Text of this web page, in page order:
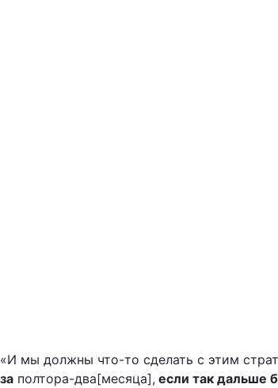
«И мы должны что-то сделать с этим
за полтора-два[месяца], если так дальше